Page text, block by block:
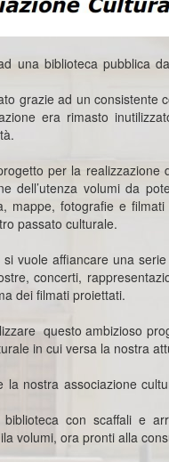
una biblioteca pubblica
grazie ad un consistente
era rimasto
per la realizzazione
dell’utenza volumi da
mappe, fotografie e
passato culturale.
vuole affiancare una
concerti,
dei filmati proiettati.
questo ambizioso
in cui versa la nostra
nostra associazione
con scaffali e
volumi, ora pronti alla